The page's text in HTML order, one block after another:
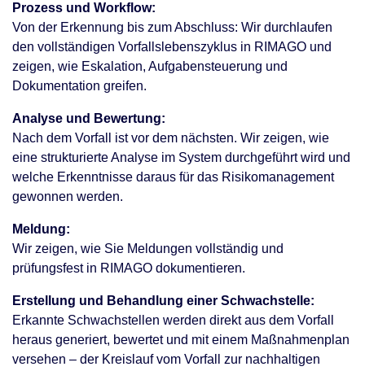
Prozess und Workflow:
Von der Erkennung bis zum Abschluss: Wir durchlaufen
den vollständigen Vorfallslebenszyklus in RIMAGO und
zeigen, wie Eskalation, Aufgabensteuerung und
Dokumentation greifen.
Analyse und Bewertung:
Nach dem Vorfall ist vor dem nächsten. Wir zeigen, wie
eine strukturierte Analyse im System durchgeführt wird und
welche Erkenntnisse daraus für das Risikomanagement
gewonnen werden.
Meldung:
Wir zeigen, wie Sie Meldungen vollständig und
prüfungsfest in RIMAGO dokumentieren.
Erstellung und Behandlung einer Schwachstelle:
Erkannte Schwachstellen werden direkt aus dem Vorfall
heraus generiert, bewertet und mit einem Maßnahmenplan
versehen – der Kreislauf vom Vorfall zur nachhaltigen